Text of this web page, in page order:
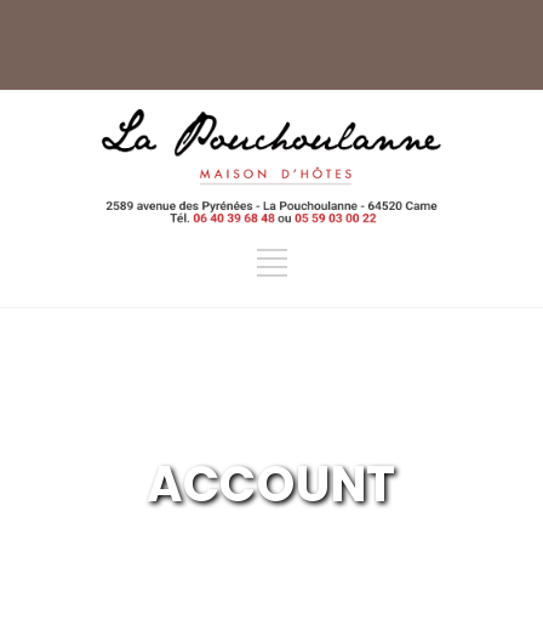
ACCOUNT